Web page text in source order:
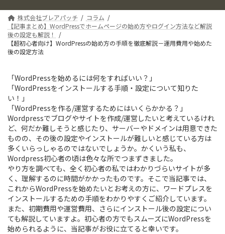
株式会社ブレアパッチ
コラム
【記事まとめ】WordPressでホームページの始め方やログイン方法など解説
後の設定も解説！
【超初心者向け】WordPressの始め方の手順を徹底解説－運用費用や始めた
後の設定方法
「WordPressを始めるには何をすればいい？」
「WordPressをインストールする手順・設定について知りた
い！」
「WordPressを作る/運営するためにはいくらかかる？」
Wordpressでブログやサイトを作成/運営したいと考えているけれ
ど、 何だか難しそう と感じたり、サーバーやドメインは用意できた
ものの、 その後の設定やインストールが難しいと感じている方は
多くいらっしゃるのではないでしょうか。かくいう私も、
Wordpress初心者の頃は色々な所でつまずきました。
やり方を調べても、全く初心者の私ではわかりづらいサイトが多
く、理解するのに時間がかかったものです。そこで当記事では、
これからWordPressを始めたいとお考えの方に、 ワードプレスを
インストールするための手順をわかりやすくご紹介しています。
また、 初期費用や運営費用、さらにインストール後の設定につい
ても解説していますよ。初心者の方でもスムーズにWordPressを
始められるように、当記事がお役に立てると幸いです。